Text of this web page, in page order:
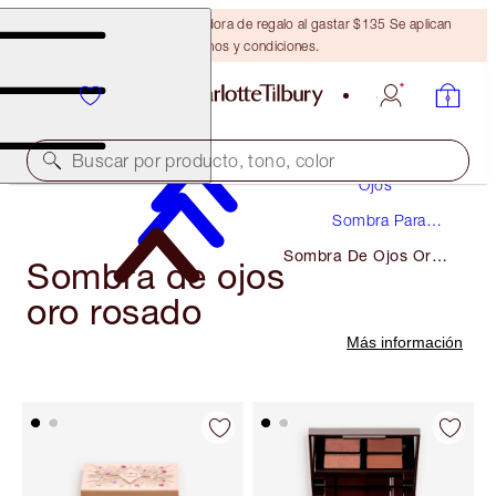
Obtén una brocha bronceadora de regalo al gastar $135 Se aplican
términos y condiciones.
Buscar por producto, tono, color
Ojos
Sombra Para
Sombra De Ojos Oro
Sombra de ojos
oro rosado
Más información